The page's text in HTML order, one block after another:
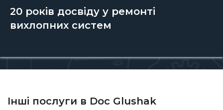
20 років досвіду у ремонті
вихлопних систем
Інші послуги в Doc Glushak